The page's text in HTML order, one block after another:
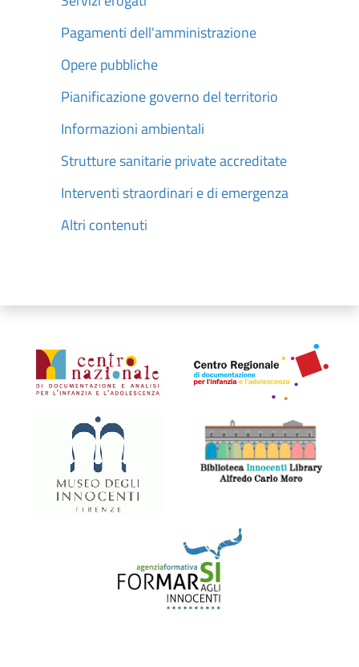
Pagamenti dell'amministrazione
Opere pubbliche
Pianificazione governo del territorio
Informazioni ambientali
Strutture sanitarie private accreditate
Interventi straordinari e di emergenza
Altri contenuti
Organismi collegati